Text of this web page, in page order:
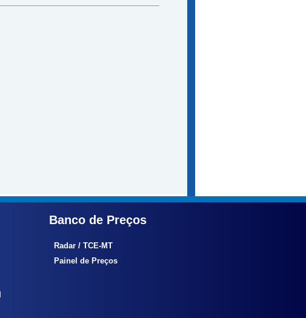
Banco de Preços
Radar / TCE-MT
Painel de Preços